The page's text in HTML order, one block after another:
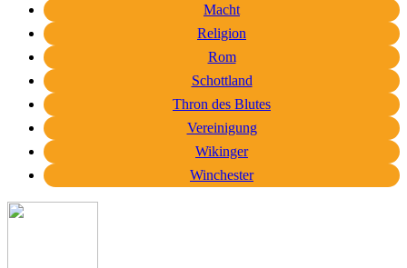
Macht
Religion
Rom
Schottland
Thron des Blutes
Vereinigung
Wikinger
Winchester